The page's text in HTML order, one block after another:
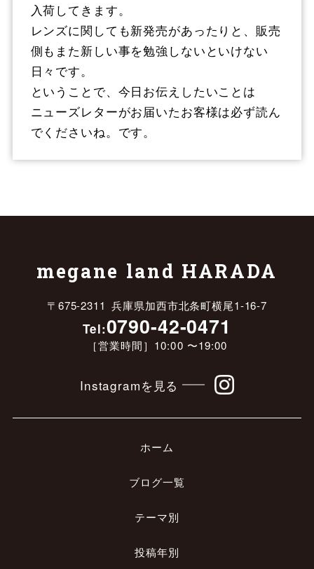
入荷してきます。
レンズに関しても新発売があったりと、販売
側もまた新しい事を勉強しないといけない
日々です。
ということで、今日お伝えしたいことは
ニューズレターがお届いたお客様は必ず読ん
でくださいね。です。
megane land HARADA
〒675-2311 兵庫県加西市北条町横尾1-16-7
Tel:0790-42-0471
［営業時間］10:00 〜19:00
Instagramを見る
ホーム
ブログ一覧
テーマ別
投稿年別